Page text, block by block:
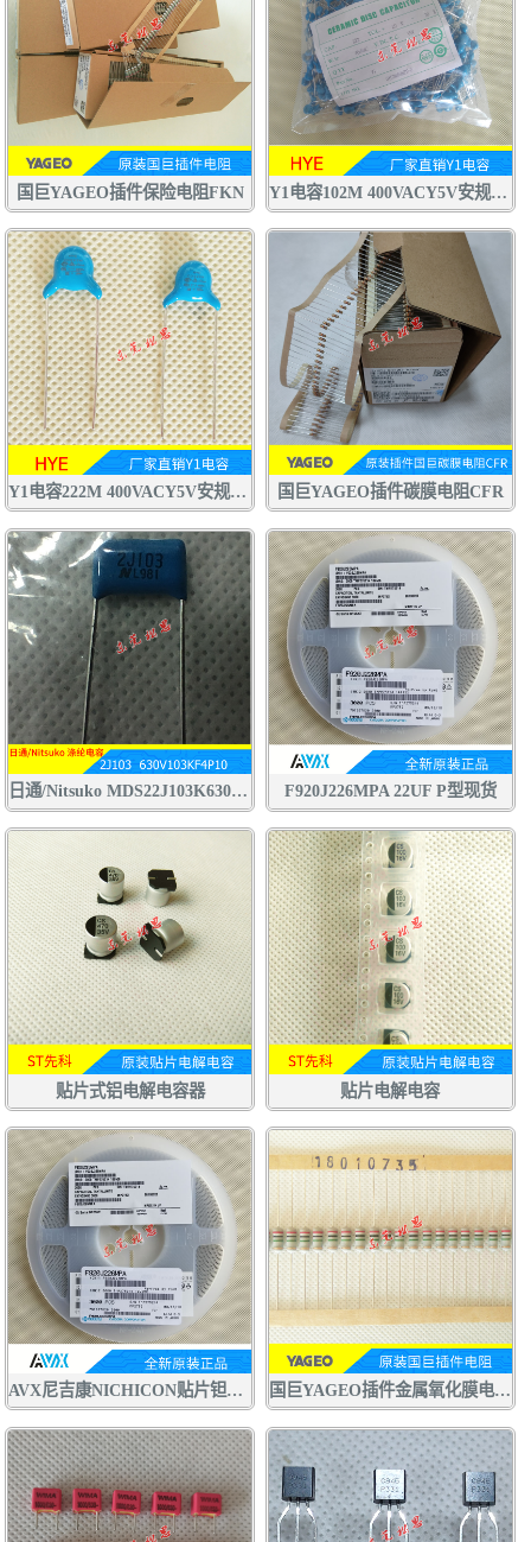
国巨YAGEO插件保险电阻FKN Y1电容102M 400VACY5V安规电容 交流陶瓷电容器
Y1电容222M 400VACY5V安规电容 交流陶瓷电容器 认证齐全 国巨YAGEO插件碳膜电阻CFR
日通/Nitsuko MDS22J103K630V CBB电容 聚丙烯 聚酯膜 涤纶 金属膜 电容 F920J226MPA 22UF P型现货
贴片式铝电解电容器 贴片电解电容
AVX尼吉康NICHICON贴片钽电容F920J226MPA 22UF6.3V P型0805 国巨YAGEO插件金属氧化膜电阻RSF